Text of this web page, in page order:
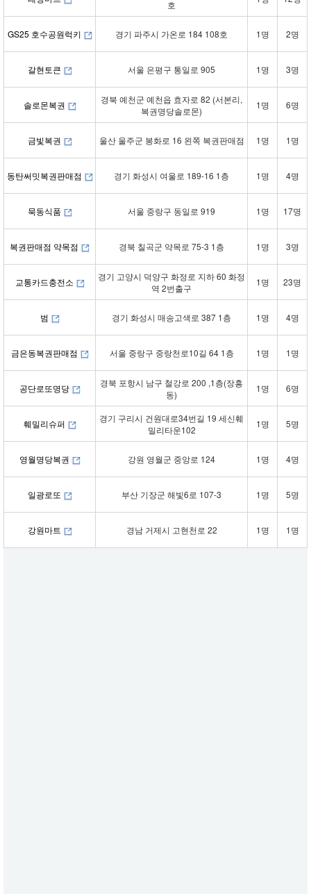
호
GS25 호수공원럭키 경기 파주시 가온로 184 108호 1명 2명
갈현토큰 서울 은평구 통일로 905 1명 3명
솔로몬복권
경북 예천군 예천읍 효자로 82 (서본리,
복권명당솔로몬)
1명 6명
금빛복권 울산 울주군 봉화로 16 왼쪽 복권판매점 1명 1명
동탄써밋복권판매점 경기 화성시 여울로 189-16 1층 1명 4명
묵동식품 서울 중랑구 동일로 919 1명 17명
복권판매점 약목점 경북 칠곡군 약목로 75-3 1층 1명 3명
교통카드충전소
경기 고양시 덕양구 화정로 지하 60 화정
역 2번출구
1명 23명
범 경기 화성시 매송고색로 387 1층 1명 4명
금은동복권판매점 서울 중랑구 중랑천로10길 64 1층 1명 1명
공단로또명당
경북 포항시 남구 철강로 200 ,1층(장흥
동)
1명 6명
훼밀리슈퍼
경기 구리시 건원대로34번길 19 세신훼
밀리타운102
1명 5명
영월명당복권 강원 영월군 중앙로 124 1명 4명
일광로또 부산 기장군 해빛6로 107-3 1명 5명
강원마트 경남 거제시 고현천로 22 1명 1명